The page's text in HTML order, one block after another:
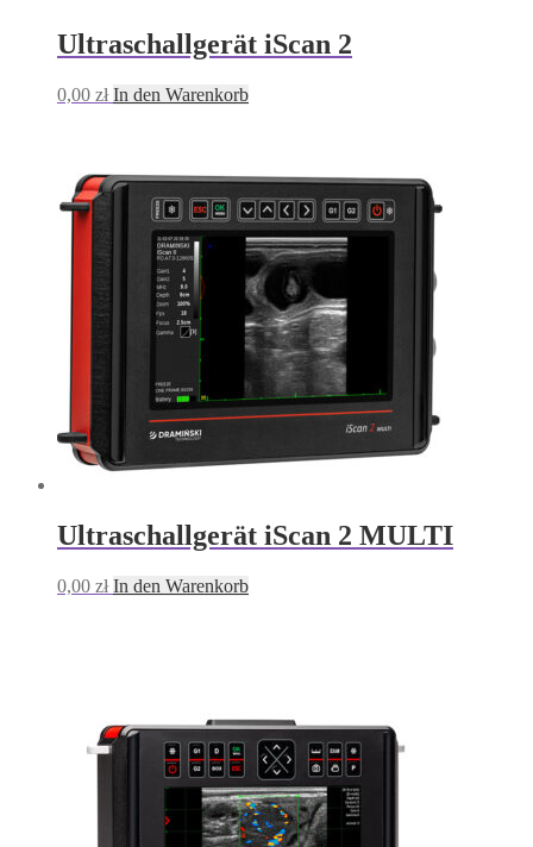
Ultraschallgerät iScan 2
0,00 zł In den Warenkorb
Ultraschallgerät iScan 2 MULTI
0,00 zł In den Warenkorb